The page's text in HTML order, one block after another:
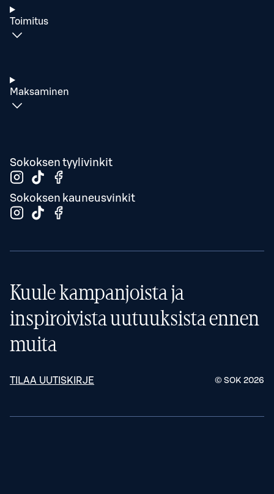
Toimitus
Maksaminen
Sokoksen tyylivinkit
Sokoksen kauneusvinkit
Kuule kampanjoista ja
inspiroivista uutuuksista ennen
muita
TILAA UUTISKIRJE © SOK 2026